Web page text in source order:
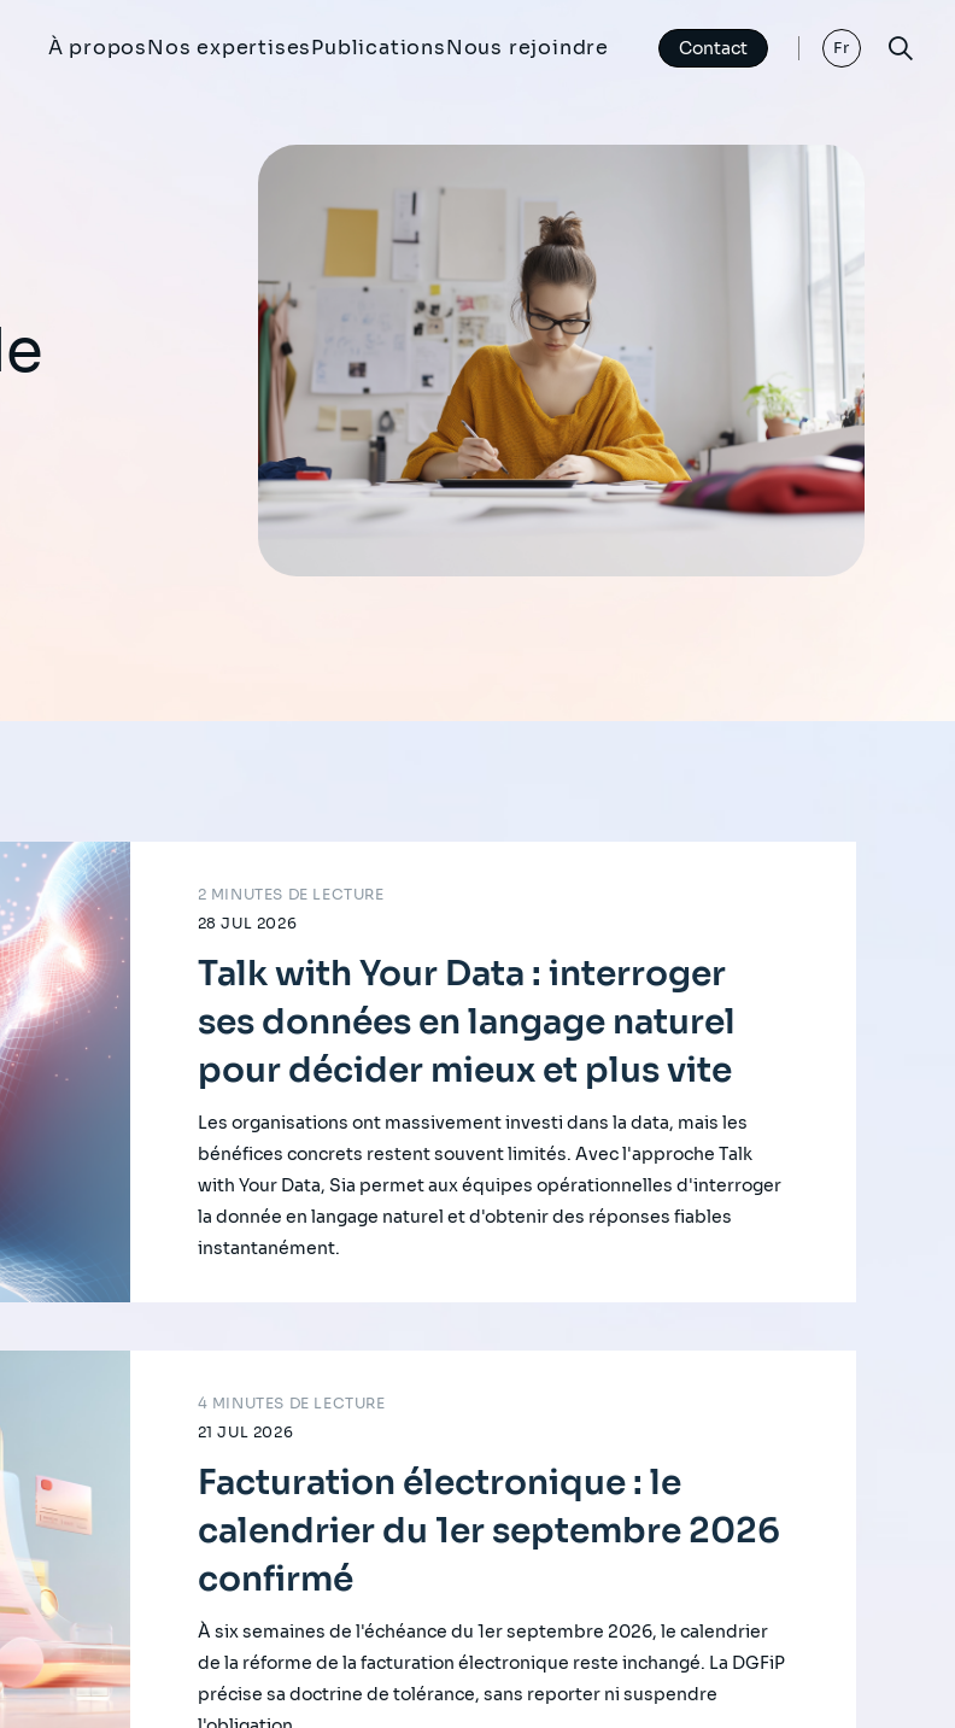
À proposNos expertisesPublicationsNous rejoindre Contact Fr
28 JUL 2026
2 MINUTES DE LECTURE
Talk with Your Data : interroger
ses données en langage naturel
pour décider mieux et plus vite
Les organisations ont massivement investi dans la data, mais les
bénéfices concrets restent souvent limités. Avec l'approche Talk
with Your Data, Sia permet aux équipes opérationnelles d'interroger
la donnée en langage naturel et d'obtenir des réponses fiables
instantanément.
21 JUL 2026
4 MINUTES DE LECTURE
Facturation électronique : le
calendrier du 1er septembre 2026
confirmé
À six semaines de l'échéance du 1er septembre 2026, le calendrier
de la réforme de la facturation électronique reste inchangé. La DGFiP
précise sa doctrine de tolérance, sans reporter ni suspendre